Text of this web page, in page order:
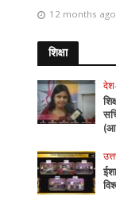
12 months ago
शिक्षा